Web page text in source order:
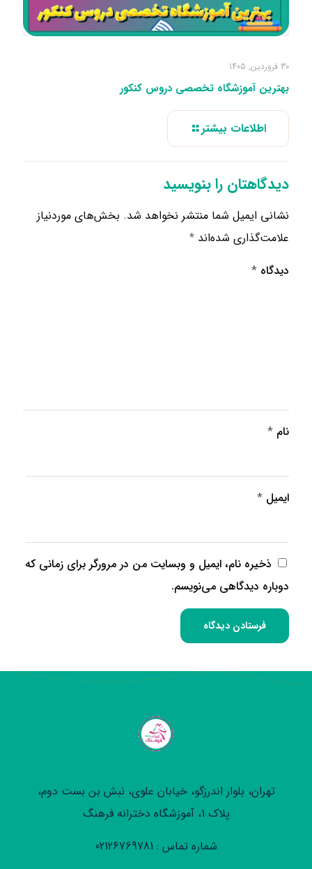
30 فروردین, 1405
بهترین آموزشگاه تخصصی دروس کنکور
اطلاعات بیشتر
دیدگاهتان را بنویسید
نشانی ایمیل شما منتشر نخواهد شد. بخش‌های موردنیاز
علامت‌گذاری شده‌اند *
دیدگاه *
نام *
ایمیل *
ذخیره نام، ایمیل و وبسایت من در مرورگر برای زمانی که
دوباره دیدگاهی می‌نویسم.
تهران، بلوار اندرزگو، خیابان علوی، نبش بن بست دوم،
پلاک 1، آموزشگاه دخترانه فرهنگ
شماره تماس : 02126769781